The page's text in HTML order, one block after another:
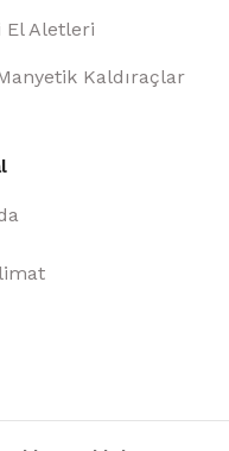
Aletleri
Kaldıraçlar